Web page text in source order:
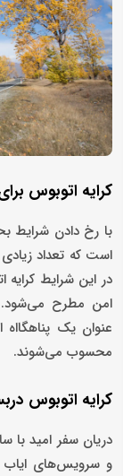
کرایه اتوبوس
با رخ دادن شرایط
است که تعداد
در این شرایط
امن مطرح می‌شود.
عنوان یک
محسوب می‌شوند.
کرایه اتوبوس
دریان سفر امید با
و سرویس‌های